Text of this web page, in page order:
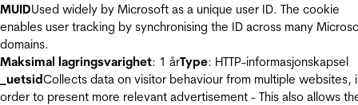
MUIDUsed widely by Microsoft as a unique user ID. The cookie
enables user tracking by synchronising the ID across many
domains.
Maksimal lagringsvarighet: 1 årType: HTTP-informasjonskapsel
_uetsidCollects data on visitor behaviour from multiple websites,
order to present more relevant advertisement - This also allows